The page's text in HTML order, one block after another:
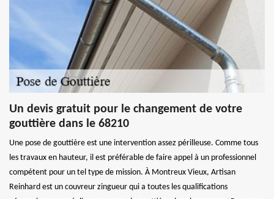
Un devis gratuit pour le changement de votre
gouttière dans le 68210
Une pose de gouttière est une intervention assez périlleuse. Comme tous
les travaux en hauteur, il est préférable de faire appel à un professionnel
compétent pour un tel type de mission. À Montreux Vieux, Artisan
Reinhard est un couvreur zingueur qui a toutes les qualifications